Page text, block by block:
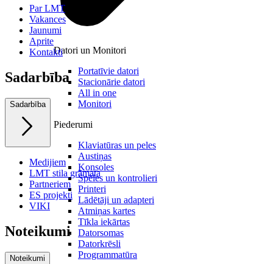
Datori un Monitori
Portatīvie datori
Stacionārie datori
All in one
Monitori
Piederumi
Klaviatūras un peles
Austiņas
Konsoles
Spēles un kontrolieri
Printeri
Lādētāji un adapteri
Atmiņas kartes
Tīkla iekārtas
Datorsomas
Datorkrēsli
Programmatūra
Par LMT
Vakances
Jaunumi
Aprite
Kontakti
Sadarbība
Sadarbība
Medijiem
LMT stila grāmata
Partneriem
ES projekti
VIKI
Noteikumi
Noteikumi